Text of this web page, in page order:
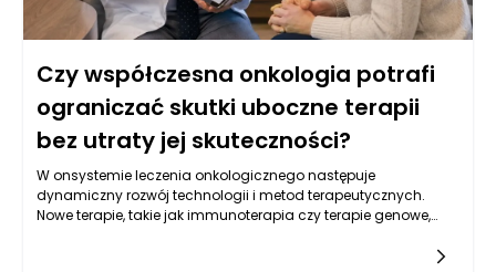
Czy współczesna onkologia potrafi
ograniczać skutki uboczne terapii
bez utraty jej skuteczności?
W onsystemie leczenia onkologicznego następuje
dynamiczny rozwój technologii i metod terapeutycznych.
Nowe terapie, takie jak immunoterapia czy terapie genowe,
mogą przyczynić się do ograniczenia skutków ubocznych. Te